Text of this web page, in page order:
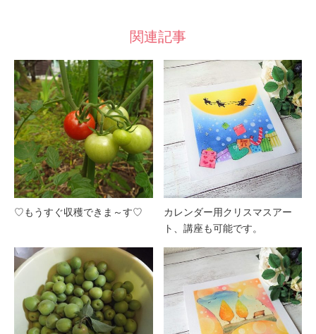
関連記事
♡もうすぐ収穫できま～す♡
カレンダー用クリスマスアー
ト、講座も可能です。